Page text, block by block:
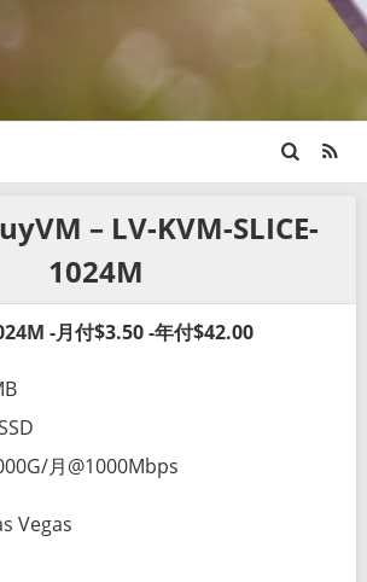
– LV-KVM-SLICE-
1024M
-月付$3.50 -年付$42.00
月@1000Mbps
Vegas